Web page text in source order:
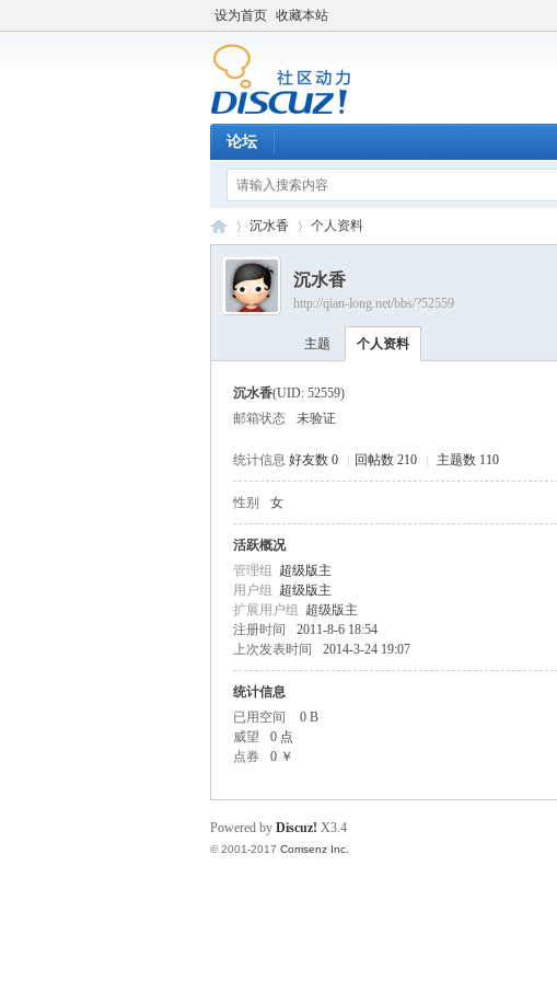
设为首页 收藏本站
论坛
›
沉水香 个人资料
沉水香
http://qian-long.net/bbs/?52559
主题 个人资料
沉水香(UID: 52559)
邮箱状态
未验证
统计信息 好友数 0 回帖数 210 主题数 110
性别 女
活跃概况
管理组 超级版主
用户组 超级版主
扩展用户组 超级版主
注册时间
2011-8-6 18:54
上次发表时间
2014-3-24 19:07
统计信息
已用空间
0 B
威望
0 点
点券
0 ￥
Powered by Discuz! X3.4
© 2001-2017 Comsenz Inc.